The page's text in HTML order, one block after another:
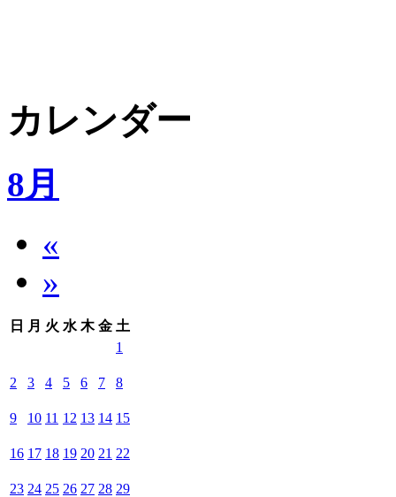
カレンダー
8月
«
»
日 月 火 水 木 金 土
1
2 3 4 5 6 7 8
9 10 11 12 13 14 15
16 17 18 19 20 21 22
23 24 25 26 27 28 29